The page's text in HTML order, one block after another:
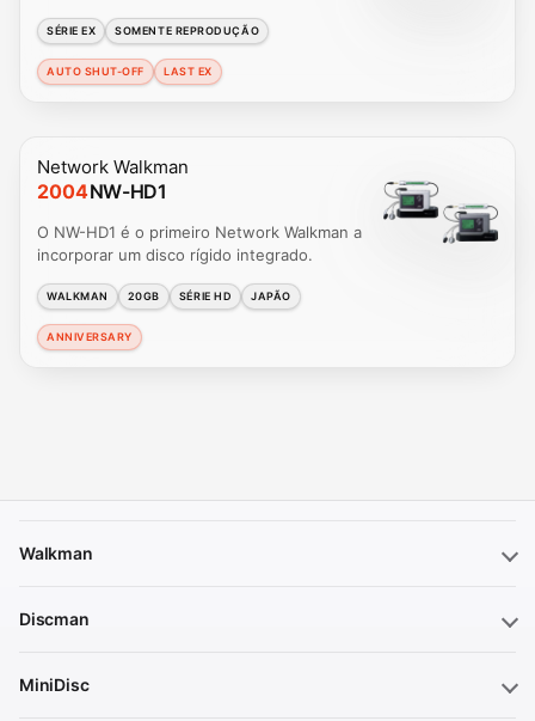
SÉRIE EX SOMENTE REPRODUÇÃO
AUTO SHUT-OFF LAST EX
Network Walkman
2004NW-HD1
O NW-HD1 é o primeiro Network Walkman a
incorporar um disco rígido integrado.
WALKMAN 20GB SÉRIE HD JAPÃO
ANNIVERSARY
Walkman
Discman
MiniDisc